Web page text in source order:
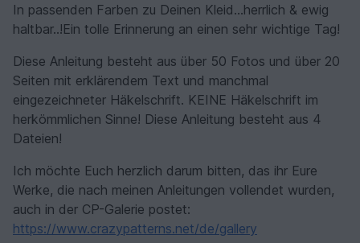
In passenden Farben zu Deinen Kleid...herrlich & ewig
haltbar..!Ein tolle Erinnerung an einen sehr wichtige Tag!
Diese Anleitung besteht aus über 50 Fotos und über 20
Seiten mit erklärendem Text und manchmal
eingezeichneter Häkelschrift. KEINE Häkelschrift im
herkömmlichen Sinne! Diese Anleitung besteht aus 4
Dateien!
Ich möchte Euch herzlich darum bitten, das ihr Eure
Werke, die nach meinen Anleitungen vollendet wurden,
auch in der CP-Galerie postet:
https://www.crazypatterns.net/de/gallery